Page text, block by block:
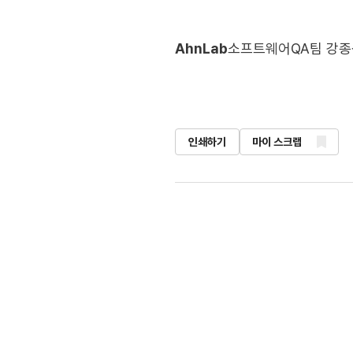
AhnLab소프트웨어QA팀 강
인쇄하기 마이 스크랩